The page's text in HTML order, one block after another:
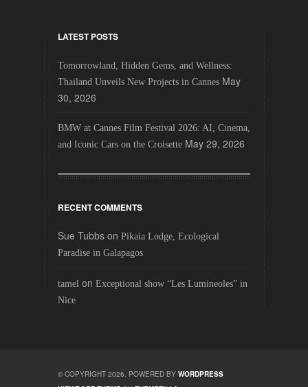
LATEST POSTS
Tomorrowland, Hidden Gems, and Wellness:
Thailand Unveils New Projects in Cannes May
30, 2026
BMW at Cannes Film Festival 2026: AI, Cinema,
and Iconic Cars on the Croisette May 29, 2026
RECENT COMMENTS
Sue Tubbson Pikaia Lodge, Ecological
Paradise in Galapagos
tamel on Exceptional show “Les Lumineoles” in
Nice
© COPYRIGHT 2026. POWERED BY WORDPRESS